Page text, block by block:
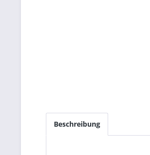
Beschreibung